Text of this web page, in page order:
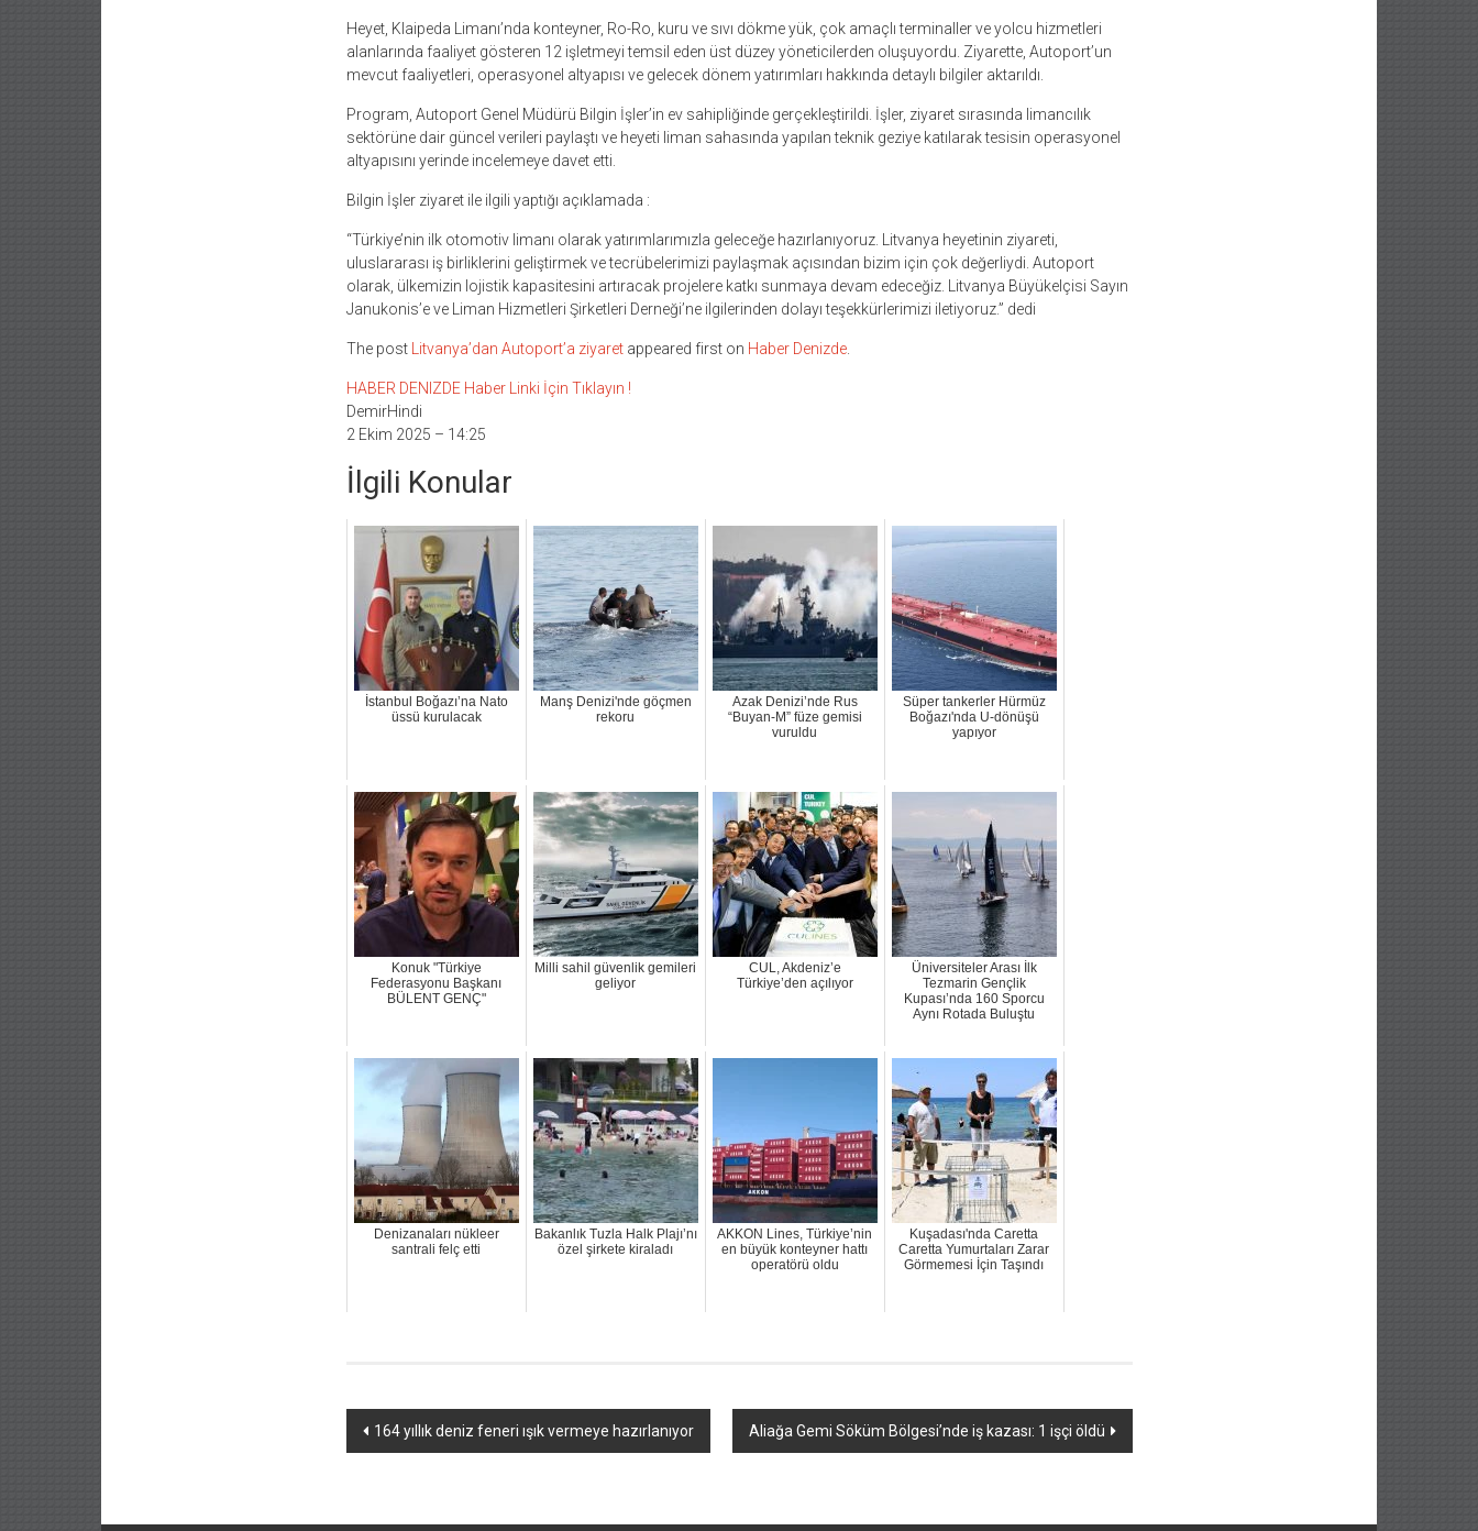
Heyet, Klaipeda Limanı’nda konteyner, Ro-Ro, kuru ve sıvı dökme yük, çok amaçlı terminaller ve yolcu hizmetleri
alanlarında faaliyet gösteren 12 işletmeyi temsil eden üst düzey yöneticilerden oluşuyordu. Ziyarette, Autoport’un
mevcut faaliyetleri, operasyonel altyapısı ve gelecek dönem yatırımları hakkında detaylı bilgiler aktarıldı.
Program, Autoport Genel Müdürü Bilgin İşler’in ev sahipliğinde gerçekleştirildi. İşler, ziyaret sırasında limancılık
sektörüne dair güncel verileri paylaştı ve heyeti liman sahasında yapılan teknik geziye katılarak tesisin operasyonel
altyapısını yerinde incelemeye davet etti.
Bilgin İşler ziyaret ile ilgili yaptığı açıklamada :
“Türkiye’nin ilk otomotiv limanı olarak yatırımlarımızla geleceğe hazırlanıyoruz. Litvanya heyetinin ziyareti,
uluslararası iş birliklerini geliştirmek ve tecrübelerimizi paylaşmak açısından bizim için çok değerliydi. Autoport
olarak, ülkemizin lojistik kapasitesini artıracak projelere katkı sunmaya devam edeceğiz. Litvanya Büyükelçisi Sayın
Janukonis’e ve Liman Hizmetleri Şirketleri Derneği’ne ilgilerinden dolayı teşekkürlerimizi iletiyoruz.” dedi
The post Litvanya’dan Autoport’a ziyaretappeared first on Haber Denizde.
HABER DENIZDE Haber Linki İçin Tıklayın !
DemirHindi
2 Ekim 2025 – 14:25
İlgili Konular
İstanbul Boğazı’na Nato
üssü kurulacak
Manş Denizi'nde göçmen
rekoru
Azak Denizi’nde Rus
“Buyan-M” füze gemisi
vuruldu
Süper tankerler Hürmüz
Boğazı'nda U-dönüşü
yapıyor
Konuk "Türkiye
Federasyonu Başkanı
BÜLENT GENÇ"
Milli sahil güvenlik gemileri
geliyor
CUL, Akdeniz’e
Türkiye’den açılıyor
Üniversiteler Arası İlk
Tezmarin Gençlik
Kupası’nda 160 Sporcu
Aynı Rotada Buluştu
Denizanaları nükleer
santrali felç etti
Bakanlık Tuzla Halk Plajı’nı
özel şirkete kiraladı
AKKON Lines, Türkiye’nin
en büyük konteyner hattı
operatörü oldu
Kuşadası'nda Caretta
Caretta Yumurtaları Zarar
Görmemesi İçin Taşındı
Yazı
164 yıllık deniz feneri ışık vermeye hazırlanıyor Aliağa Gemi Söküm Bölgesi’nde iş kazası: 1 işçi öldü